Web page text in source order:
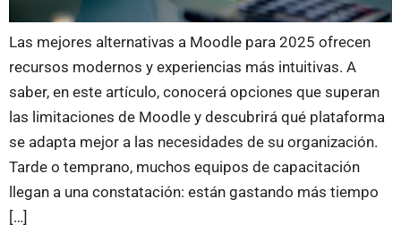
Las mejores alternativas a Moodle para 2025 ofrecen
recursos modernos y experiencias más intuitivas. A
saber, en este artículo, conocerá opciones que superan
las limitaciones de Moodle y descubrirá qué plataforma
se adapta mejor a las necesidades de su organización.
Tarde o temprano, muchos equipos de capacitación
llegan a una constatación: están gastando más tiempo
[…]